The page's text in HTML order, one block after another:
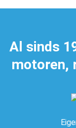
Al sinds
motoren,